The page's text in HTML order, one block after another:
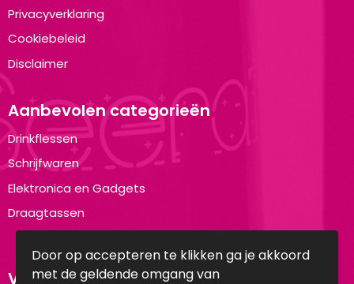
Privacyverklaring
Cookiebeleid
Disclaimer
Aanbevolen categorieën
Drinkflessen
Schrijfwaren
Elektronica en Gadgets
Draagtassen
Volg ons op:
Door op accepteren te klikken ga je akkoord
met de geldende omgang van